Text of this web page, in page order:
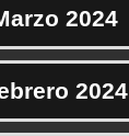
2024
2024